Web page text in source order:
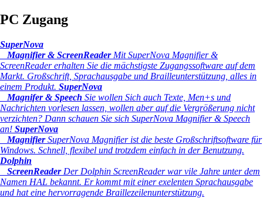
PC Zugang
SuperNova
Magnifier & ScreenReaderMit SuperNova Magnifier &
ScreenReader erhalten Sie die mächstigste Zugangssoftware auf dem
Markt. Großschrift, Sprachausgabe und Brailleunterstützung, alles in
einem Produkt. SuperNova
Magnifer & Speech Sie wollen Sich auch Texte, Men+s und
Nachrichten vorlesen lassen, wollen aber auf die Vergrößerung nicht
verzichten? Dann schauen Sie sich SuperNova Magnifier & Speech
an! SuperNova
MagnifierSuperNova Magnifier ist die beste Großschriftsoftware für
Windows. Schnell, flexibel und trotzdem einfach in der Benutzung.
Dolphin
ScreenReaderDer Dolphin ScreenReader war vile Jahre unter dem
Namen HAL bekannt. Er kommt mit einer exelenten Sprachausgabe
und hat eine hervorragende Braillezeilenunterstützung.